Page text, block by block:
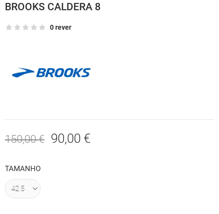
BROOKS CALDERA 8
0 rever
150,00 € 90,00 €
TAMANHO